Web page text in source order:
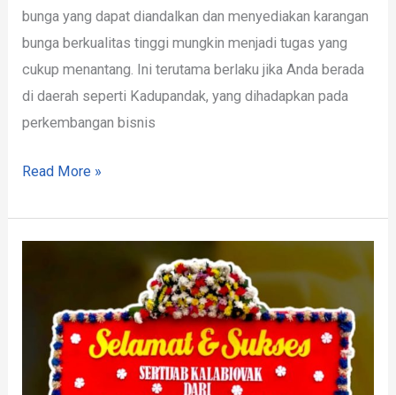
bunga yang dapat diandalkan dan menyediakan karangan
bunga berkualitas tinggi mungkin menjadi tugas yang
cukup menantang. Ini terutama berlaku jika Anda berada
di daerah seperti Kadupandak, yang dihadapkan pada
perkembangan bisnis
Read More »
Terbaik
Haurwangi